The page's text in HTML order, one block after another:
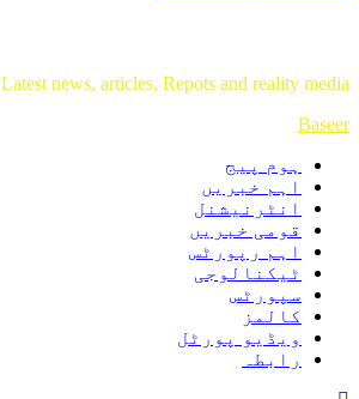
Latest news, articles, Repots and reality media
Primary
Baseer
ہوم پیج
اہم خبریں
انٹرنیشنل
قومی خبریں
اہم رپورٹس
ٹیکنالوجی
سپورٹس
کالمز
ویڈیو پورٹل
رابطہ